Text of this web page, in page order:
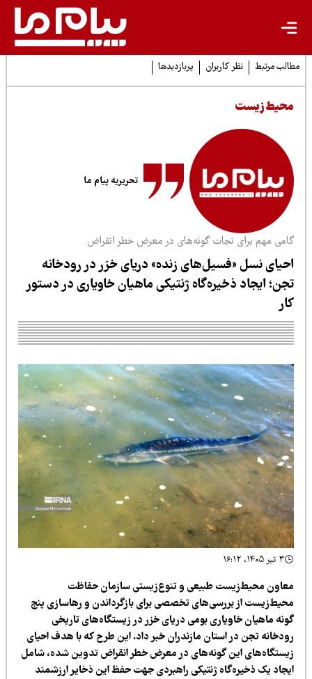
مرتبط نظر کاربران پربازدیدها
زیست
تحریریه پیام ما
مهم برای نجات گونه‌های در معرض خطر انقراض
نسل «فسیل‌های زنده» دریای خزر در رودخانه
ایجاد ذخیره‌گاه ژنتیکی ماهیان خاویاری در دستور
محیط‌زیست طبیعی و تنوع‌زیستی سازمان حفاظت
از بررسی‌های تخصصی برای بازگرداندن و رهاسازی پنج
ماهیان خاویاری بومی دریای خزر در زیستگاه‌های تاریخی
تجن در استان مازندران خبر داد. این طرح که با هدف احیای
این گونه‌های در معرض خطر انقراض تدوین شده، شامل
یک ذخیره‌گاه ژنتیکی راهبردی جهت حفظ این ذخایر ارزشمند